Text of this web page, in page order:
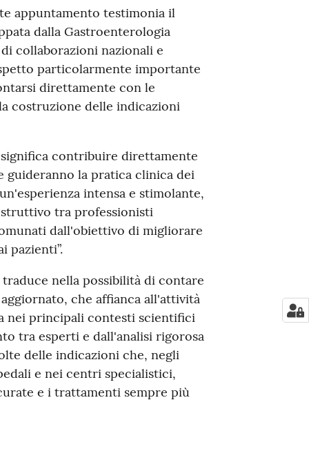
appuntamento testimonia il
dalla Gastroenterologia
collaborazioni nazionali e
particolarmente importante
direttamente con le
costruzione delle indicazioni
significa contribuire direttamente
guideranno la pratica clinica dei
intensa e stimolante,
tra professionisti
dall'obiettivo di migliorare
pazienti”.
nella possibilità di contare
che affianca all'attività
nei principali contesti scientifici
tra esperti e dall'analisi rigorosa
delle indicazioni che, negli
e nei centri specialistici,
e i trattamenti sempre più